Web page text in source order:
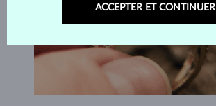
ACCEPTER ET CONTINUER